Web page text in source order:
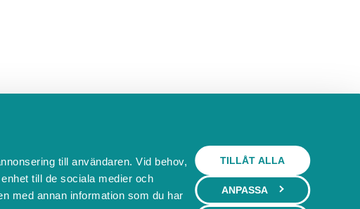
till användaren. Vid behov,
till de sociala medier och
med annan information som du har
TILLÅT ALLA
ANPASSA